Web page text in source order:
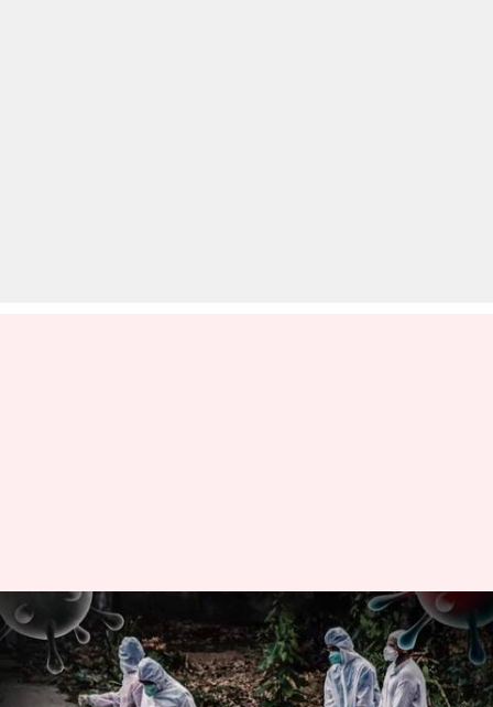
केरल में 9 महीनों में 2.12 लाख से
अधिक मौतें, कोरोना वायरस
महामारी से बढ़ा ग्राफ